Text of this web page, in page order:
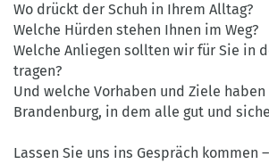
Wo drückt der Schuh in Ihrem Alltag?
Welche Hürden stehen Ihnen im Weg?
Welche Anliegen sollten wir für Sie in
tragen?
Und welche Vorhaben und Ziele
Brandenburg, in dem alle gut und
Lassen Sie uns ins Gespräch kommen